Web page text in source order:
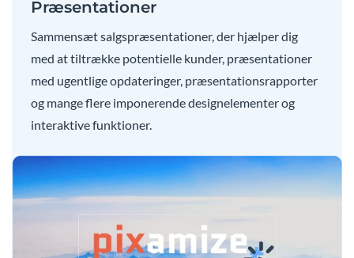
Præsentationer
Sammensæt salgspræsentationer, der hjælper dig
med at tiltrække potentielle kunder, præsentationer
med ugentlige opdateringer, præsentationsrapporter
og mange flere imponerende designelementer og
interaktive funktioner.